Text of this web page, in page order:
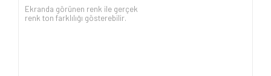
Ekranda görünen renk ile gerçek
renk ton farklılığı gösterebilir.